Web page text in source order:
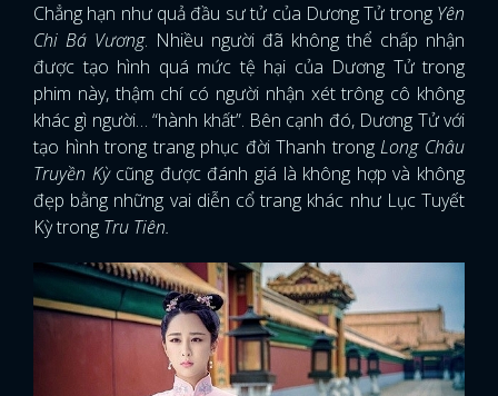
Chẳng hạn như quả đầu sư tử của Dương Tử trong Yên
Chi Bá Vương. Nhiều người đã không thể chấp nhận
được tạo hình quá mức tệ hại của Dương Tử trong
phim này, thậm chí có người nhận xét trông cô không
khác gì người… “hành khất”. Bên cạnh đó, Dương Tử với
tạo hình trong trang phục đời Thanh trongLong Châu
Truyền Kỳ cũng được đánh giá là không hợp và không
đẹp bằng những vai diễn cổ trang khác như Lục Tuyết
Kỳ trong Tru Tiên.